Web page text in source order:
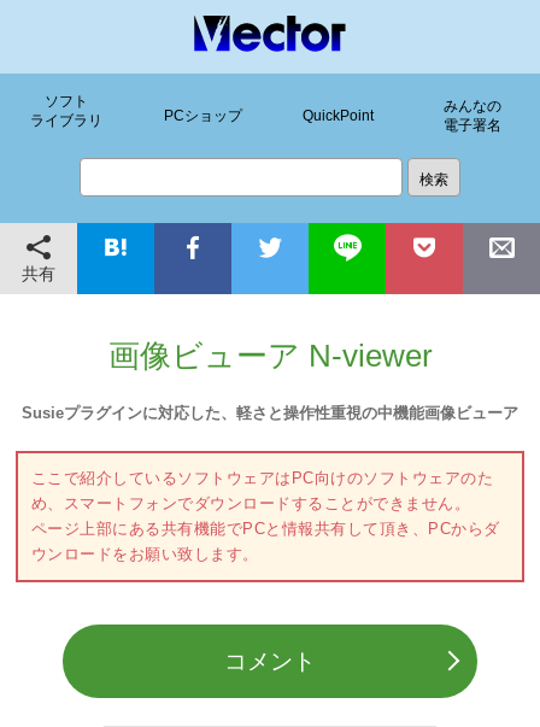
ソフト
ライブラリ
PCショップ QuickPoint
みんなの
電子署名
共有
画像ビューア N-viewer
Susieプラグインに対応した、軽さと操作性重視の中機能画像ビューア
ここで紹介しているソフトウェアはPC向けのソフトウェアのた
め、スマートフォンでダウンロードすることができません。
ページ上部にある共有機能でPCと情報共有して頂き、PCからダ
ウンロードをお願い致します。
コメント